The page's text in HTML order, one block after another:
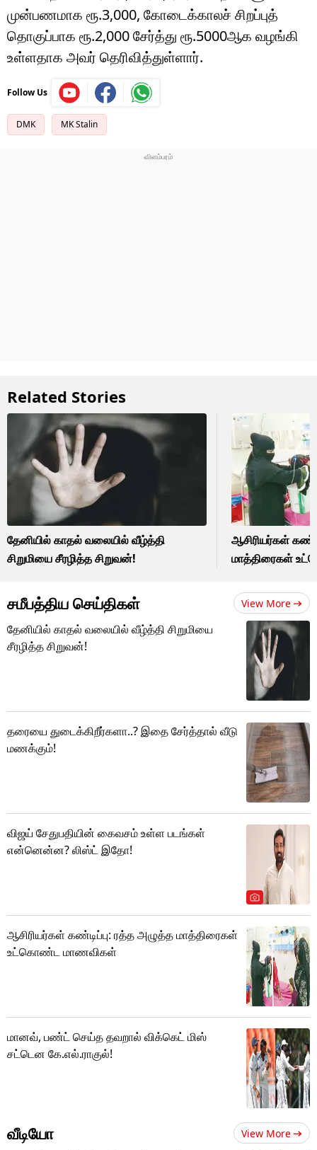
முன்பணமாக ரூ.3,000, கோடைக்காலச் சிறப்புத்
தொகுப்பாக ரூ.2,000 சேர்த்து ரூ.5000ஆக வழங்கி
உள்ளதாக அவர் தெரிவித்துள்ளார்.
Follow Us
DMK MK Stalin
Related Stories
தேனியில் காதல் வலையில் வீழ்த்தி
சிறுமியை சீரழித்த சிறுவன்!
ஆசிரியர்கள்
மாத்திரைகள்
சமீபத்திய செய்திகள் View More
தேனியில் காதல் வலையில் வீழ்த்தி சிறுமியை
சீரழித்த சிறுவன்!
தரையை துடைக்கிறீர்களா..? இதை சேர்த்தால் வீடு
மணக்கும்!
விஜய் சேதுபதியின் கைவசம் உள்ள படங்கள்
என்னென்ன? லிஸ்ட் இதோ!
ஆசிரியர்கள் கண்டிப்பு: ரத்த அழுத்த மாத்திரைகள்
உட்கொண்ட மாணவிகள்
மானவ், பண்ட் செய்த தவறால் விக்கெட் மிஸ்
சட்டென கே.எல்.ராகுல்!
வீடியோ View More